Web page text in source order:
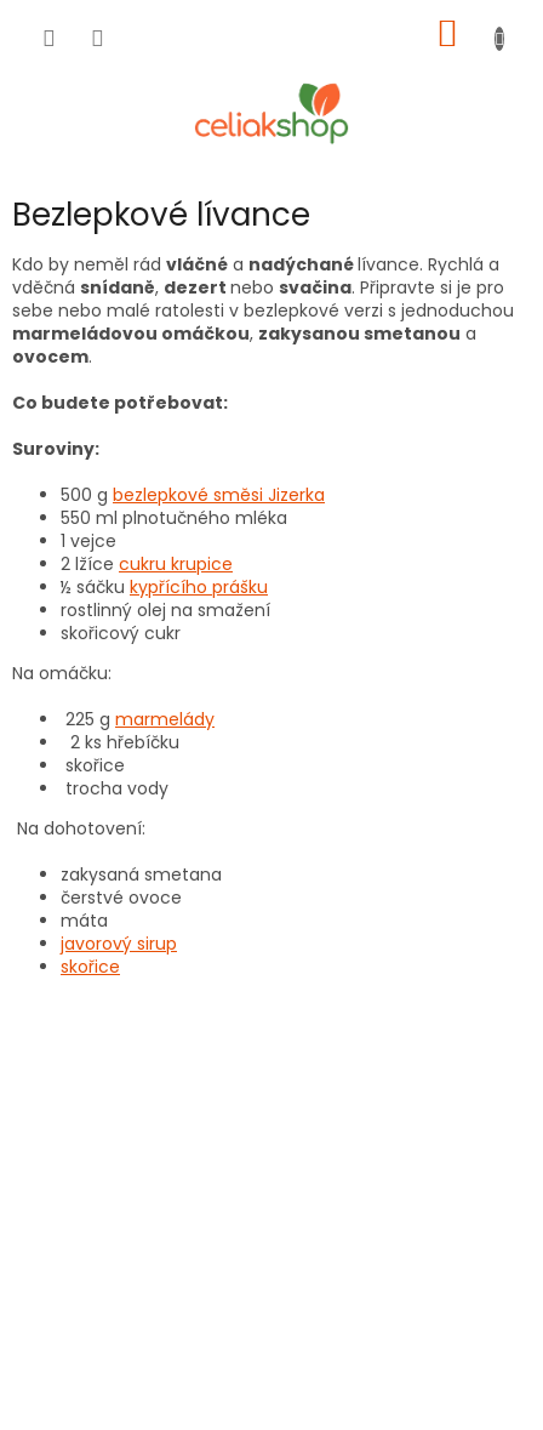
KOŠÍK
Bezlepkové lívance
Kdo by neměl rád vláčné a nadýchanélívance. Rychlá a
vděčná snídaně, dezert nebo svačina. Připravte si je pro
sebe nebo malé ratolesti v bezlepkové verzi s jednoduchou
marmeládovou omáčkou, zakysanou smetanou a
ovocem.
Co budete potřebovat:
Suroviny:
500 g bezlepkové směsi Jizerka
550 ml plnotučného mléka
1 vejce
2 lžíce cukru krupice
½ sáčku kypřícího prášku
rostlinný olej na smažení
skořicový cukr
Na omáčku:
225 g marmelády
2 ks hřebíčku
skořice
trocha vody
Na dohotovení:
zakysaná smetana
čerstvé ovoce
máta
javorový sirup
skořice